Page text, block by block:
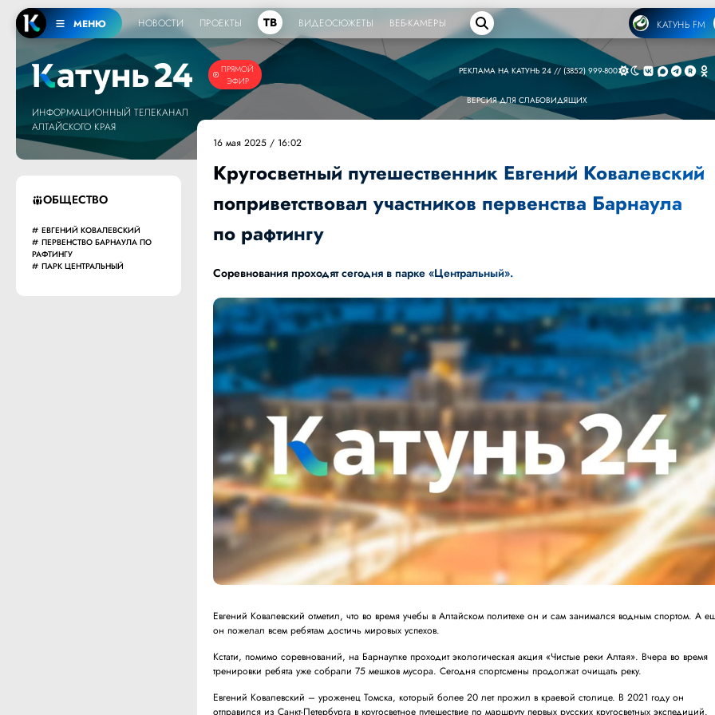
МЕНЮ НОВОСТИ ПРОЕКТЫ ТВ ВИДЕОСЮЖЕТЫ ВЕБ-КАМЕРЫ КАТУНЬ FM
ПРЯМОЙ
ЭФИР
ИНФОРМАЦИОННЫЙ ТЕЛЕКАНАЛ
АЛТАЙСКОГО КРАЯ
РЕКЛАМА НА КАТУНЬ 24 // (3852) 999-800
ВЕРСИЯ ДЛЯ СЛАБОВИДЯЩИХ
ОБЩЕСТВО
ЕВГЕНИЙ КОВАЛЕВСКИЙ
ПЕРВЕНСТВО БАРНАУЛА ПО
РАФТИНГУ
ПАРК ЦЕНТРАЛЬНЫЙ
16 мая 2025 / 16:02
Кругосветный путешественник Евгений Ковалевский
поприветствовал участников первенства Барнаула
по рафтингу
Соревнования проходят сегодня в парке «Центральный».
Евгений Ковалевский отметил, что во время учебы в Алтайском политехе он и сам занимался водным спортом. А
он пожелал всем ребятам достичь мировых успехов.
Кстати, помимо соревнований, на Барнаулке проходит экологическая акция «Чистые реки Алтая». Вчера во время
тренировки ребята уже собрали 75 мешков мусора. Сегодня спортсмены продолжат очищать реку.
Евгений Ковалевский – уроженец Томска, который более 20 лет прожил в краевой столице. В 2021 году он